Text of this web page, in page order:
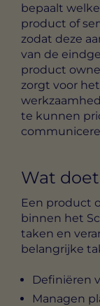
bepaalt
product of
zodat deze
van de
product
zorgt voor
te kunnen
Wat
Een product
binnen het
taken en
belangrijke
Definiëren
Managen